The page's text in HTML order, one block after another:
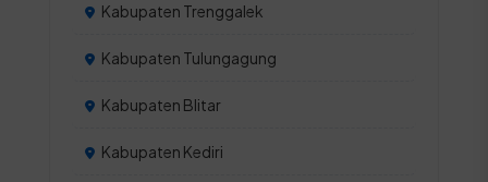
Kabupaten Trenggalek
Kabupaten Tulungagung
Kabupaten Blitar
Kabupaten Kediri